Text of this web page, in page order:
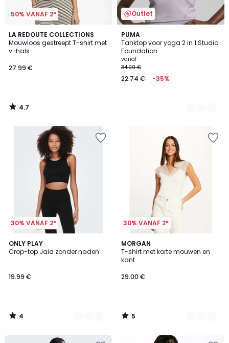
50% VANAF 2*
LA REDOUTE COLLECTIONS
Mouwloos gestreept T-shirt met
v-hals
27.99 €
4.7
/ 5
4.7
/
Outlet
PUMA
Tanktop voor yoga 2 in 1 Studio
Foundation
vanaf
34.99 €
22.74 € -35%
2
Kleuren
30% VANAF 2*
ONLY PLAY
Crop-top Jaia zonder naden
19.99 €
4
/
2
Kleuren
4
/
30% VANAF 2*
MORGAN
T-shirt met korte mouwen en
kant
29.00 €
5
/
5
2
Kleuren
5
/